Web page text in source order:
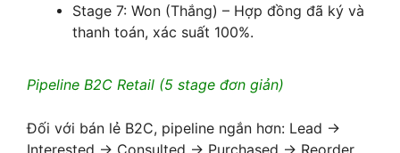
Stage 7: Won (Thắng) – Hợp đồng đã ký và
thanh toán, xác suất 100%.
Pipeline B2C Retail (5 stage đơn giản)
Đối với bán lẻ B2C, pipeline ngắn hơn: Lead →
Interested → Consulted → Purchased → Reorder.